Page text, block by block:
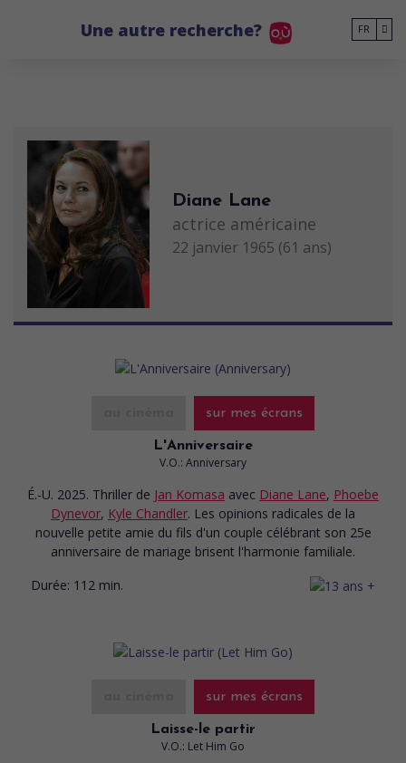
Une autre recherche? FR
Diane Lane
actrice américaine
22 janvier 1965 (61 ans)
sur mes écrans
L'Anniversaire
V.O.: Anniversary
É.-U. 2025. Thriller de Jan Komasa avec Diane Lane, Phoebe
Dynevor, Kyle Chandler. Les opinions radicales de la
nouvelle petite amie du fils d'un couple célébrant son 25e
anniversaire de mariage brisent l'harmonie familiale.
Durée: 112 min.
sur mes écrans
Laisse-le partir
V.O.: Let Him Go